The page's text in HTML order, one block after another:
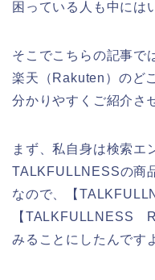
困っている人も中には
そこでこちらの記事で
楽天（Rakuten）のど
分かりやすくご紹介さ
まず、私自身は検索エ
TALKFULLNESSの商
なので、【
【TALKFULLNESS
みることにしたんです